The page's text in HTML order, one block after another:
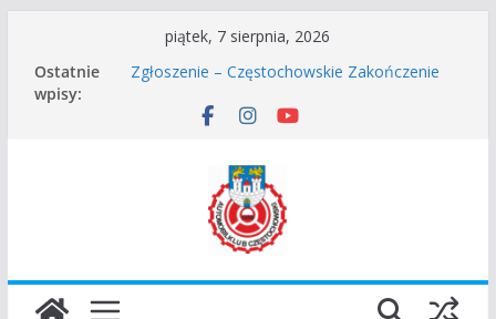
treści
piątek, 7 sierpnia, 2026
Ostatnie
wpisy:
Częstochowskie Rozpoczęcie Sezonu 2026
Zgłoszenie – Częstochowskie Zakończenie
Sezonu 2025
45 Rajd Częstochowski zostaje odwołany.
I Gliwicki Classic Sprint o Puchar Prezydenta
Miasta Gliwice